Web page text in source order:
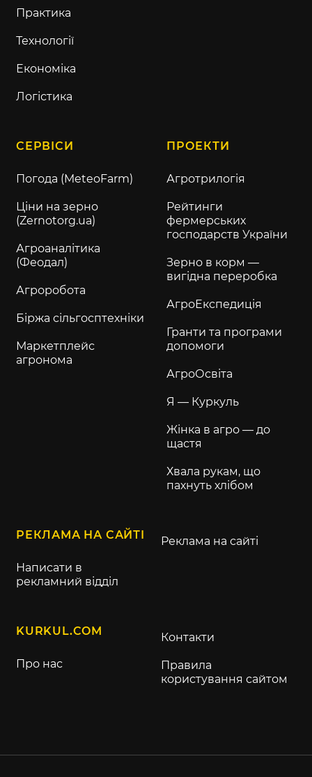
Практика
Технології
Економіка
Логістика
СЕРВІСИ
Погода (MeteoFarm)
Ціни на зерно
(Zernotorg.ua)
Агроаналітика
(Феодал)
Агроробота
Біржа сільгосптехніки
Маркетплейс
агронома
ПРОЕКТИ
Агротрилогія
Рейтинги
фермерських
господарств України
Зерно в корм —
вигідна переробка
АгроЕкспедиція
Гранти та програми
допомоги
АгроОсвіта
Я — Куркуль
Жінка в агро — до
щастя
Хвала рукам, що
пахнуть хлібом
РЕКЛАМА НА САЙТІ
Написати в
рекламний відділ
Реклама на сайті
KURKUL.COM
Про нас
Контакти
Правила
користування сайтом